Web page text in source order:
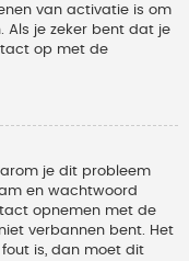
van activatie is om
Als je zeker bent dat je
op met de
je dit probleem
en wachtwoord
opnemen met de
verbannen bent. Het
is, dan moet dit